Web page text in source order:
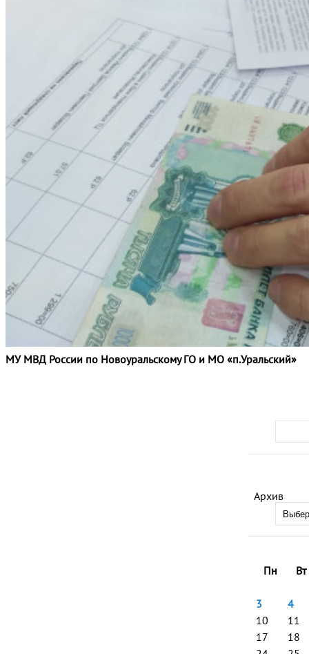
Архив
Пн Вт
3
4
10
11
17
18
МУ МВД России по Новоуральскому ГО и МО «п.Уральский»